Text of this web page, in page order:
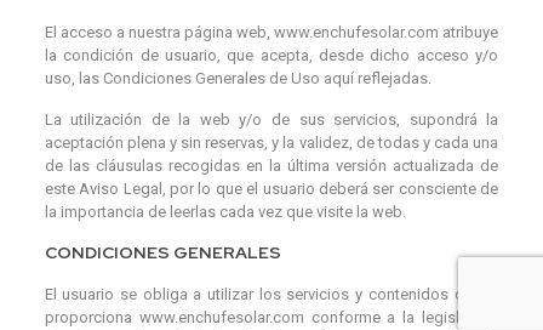
El acceso a nuestra página web, www.enchufesolar.com atribuye
la condición de usuario, que acepta, desde dicho acceso y/o
uso, las Condiciones Generales de Uso aquí reflejadas.
La utilización de la web y/o de sus servicios, supondrá la
aceptación plena y sin reservas, y la validez, de todas y cada una
de las cláusulas recogidas en la última versión actualizada de
este Aviso Legal, por lo que el usuario deberá ser consciente de
la importancia de leerlas cada vez que visite la web.
CONDICIONES GENERALES
El usuario se obliga a utilizar los servicios y contenidos que le
proporciona www.enchufesolar.com conforme a la legislación